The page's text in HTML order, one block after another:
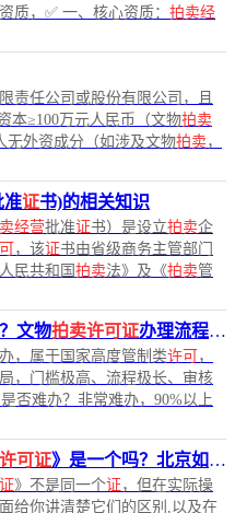
质，✅ 一、核心资质： 拍卖经
责任公司或股份有限公司，且
本≥100万元人民币（文物拍卖
无外资成分（如涉及文物拍卖，
准证书)的相关知识
经营批准证书）是设立拍卖企
，该证书由省级商务主管部门
民共和国 拍卖法》及《拍卖管
文物拍卖许可证办理流程办理费用是你知道吗？
，属于国家高度管制类许可 ，
，门槛极高、流程极长、审核
否难办？非常难办，90%以上
可证》是一个吗？北京如何办理？
》不是同一个证 ，但在实际操
给你讲清楚它们的区别,以及在